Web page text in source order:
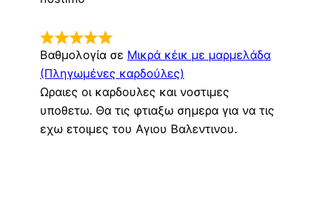
Βαθμολογία σε Μικρά κέικ με μαρμελάδα
(Πληγωμένες καρδούλες)
Ωραιες οι καρδουλες και νοστιμες
υποθετω. Θα τις φτιαξω σημερα για να τις
εχω ετοιμες του Αγιου Βαλεντινου.